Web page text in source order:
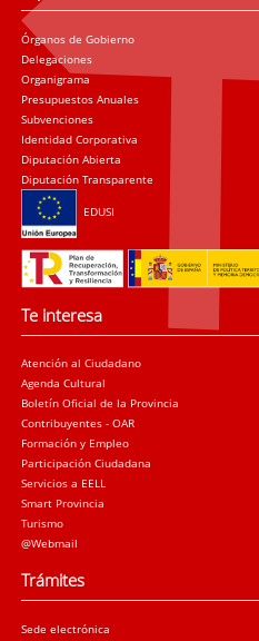
Órganos de Gobierno
Delegaciones
Organigrama
Presupuestos Anuales
Subvenciones
Identidad Corporativa
Diputación Abierta
Diputación Transparente
EDUSI
Te interesa
Atención al Ciudadano
Agenda Cultural
Boletín Oficial de la Provincia
Contribuyentes - OAR
Formación y Empleo
Participación Ciudadana
Servicios a EELL
Smart Provincia
Turismo
@Webmail
Trámites
Sede electrónica